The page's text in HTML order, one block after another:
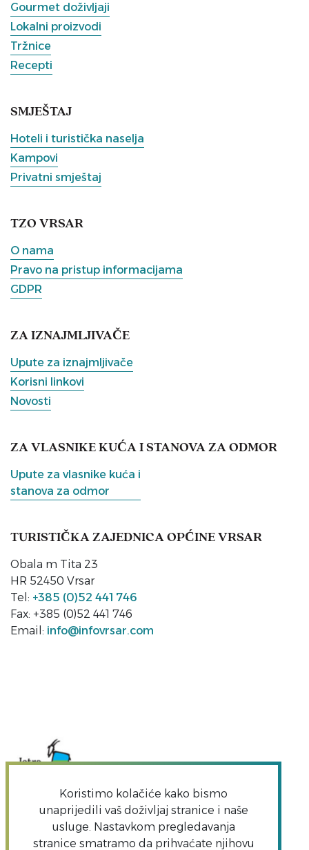
Gourmet doživljaji
Lokalni proizvodi
Tržnice
Recepti
SMJEŠTAJ
Hoteli i turistička naselja
Kampovi
Privatni smještaj
TZO VRSAR
O nama
Pravo na pristup informacijama
GDPR
ZA IZNAJMLJIVAČE
Upute za iznajmljivače
Korisni linkovi
Novosti
ZA VLASNIKE KUĆA I STANOVA ZA ODMOR
Upute za vlasnike kuća i
stanova za odmor
TURISTIČKA ZAJEDNICA OPĆINE VRSAR
Obala m Tita 23
HR 52450 Vrsar
Tel: +385 (0)52 441 746
Fax: +385 (0)52 441 746
Email: info@infovrsar.com
Koristimo kolačiće kako bismo
unaprijedili vaš doživljaj stranice i naše
usluge. Nastavkom pregledavanja
stranice smatramo da prihvaćate njihovu